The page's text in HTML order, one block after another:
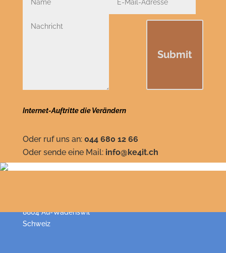
Submit
Internet-Auftritte die Verändern
Oder ruf uns an: 044 680 12 66
Oder sende eine Mail: info@ke4it.ch
8804 Au-Wädenswil
Schweiz